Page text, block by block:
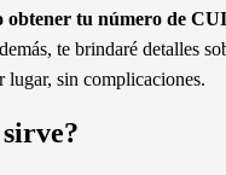
obtener tu número de
te brindaré detalles
lugar, sin complicaciones.